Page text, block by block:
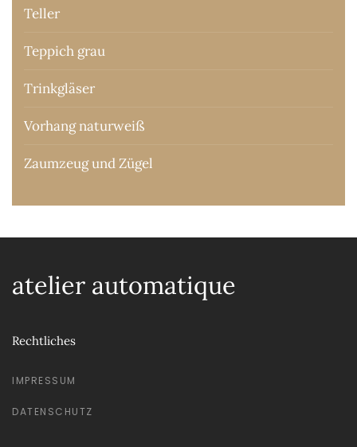
Teller
Teppich grau
Trinkgläser
Vorhang naturweiß
Zaumzeug und Zügel
atelier automatique
Rechtliches
IMPRESSUM
DATENSCHUTZ